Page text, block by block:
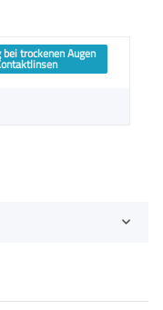
bei trockenen Augen